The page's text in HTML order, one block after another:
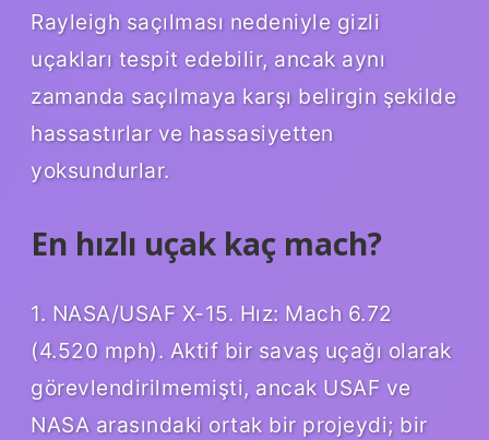
Rayleigh saçılması nedeniyle gizli
uçakları tespit edebilir, ancak aynı
zamanda saçılmaya karşı belirgin şekilde
hassastırlar ve hassasiyetten
yoksundurlar.
En hızlı uçak kaç mach?
1. NASA/USAF X-15. Hız: Mach 6.72
(4.520 mph). Aktif bir savaş uçağı olarak
görevlendirilmemişti, ancak USAF ve
NASA arasındaki ortak bir projeydi; bir